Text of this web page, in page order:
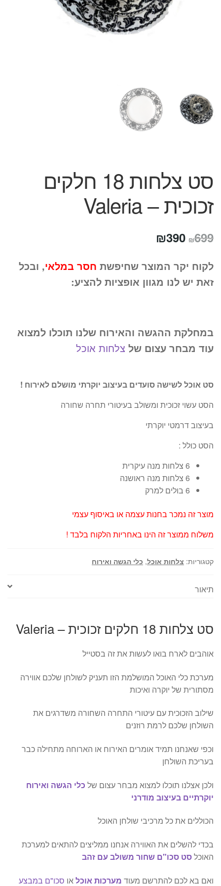
המותגים שלנו
מתנות לחנוכת בית
תשלום
סט צלחות 18 חלקים
זכוכית – Valeria
₪699 המחיר
היה:
₪699.
₪390
הוא:
₪390.
לקוח יקר המוצר שחיפשת חסר במלאי, ובכל
זאת יש לנו מגוון אופציות להציע:
במחלקת ההגשה והאירוח שלנו תוכלו למצוא
עוד מבחר עצום של צלחות אוכל
סט אוכל לשישה סועדים בעיצוב יוקרתי מושלם לאירוח !
הסט עשוי זכוכית ומשולב בעיטורי תחרה שחורה
בעיצוב דרמטי יוקרתי
הסט כולל :
6 צלחות מנה עיקרית
6 צלחות מנה ראושנה
6 בולים למרק
מוצר זה נמכר בחנות עצמה או באיסוף עצמי
משלוח ממוצר זה הינו באחריות הלקוח בלבד !
קטגוריות: צלחות אוכל, כלי הגשה ואירוח
תיאור
סט צלחות 18 חלקים זכוכית – Valeria
אוהבים לארח בואו לעשות את זה בסטייל
מערכת כלי האוכל המושלמת הזו תעניק לשולחן שלכם אווירה
מסתורית של יוקרה ואיכות
שילוב הזכוכית עם עיטורי התחרה השחורה משדרגים את
השולחן שלכם לרמת רוזנים
וכפי שאנחנו תמיד אומרים האירוח או הארוחה מתחילה כבר
בעריכת השולחן
ולכן אצלנו תוכלו למצוא מבחר עצום של כלי הגשה ואירוח
יוקרתיים בעיצוב מודרני
הכוללים את כל מרכיבי שולחן האוכל
בכדי להשלים את האווירה אנחנו ממליצים להתאים למערכת
האוכלסט סכו"ם שחור משולב עם זהב
ואם בא לכם להתרשם מעוד מערכות אוכלאו סכו"ם במבצע